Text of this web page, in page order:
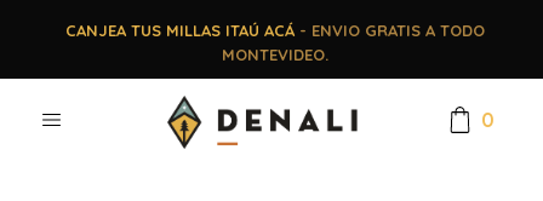
CANJEA TUS MILLAS ITAÚ ACÁ- ENVIO GRATIS A TODO
MONTEVIDEO.
0